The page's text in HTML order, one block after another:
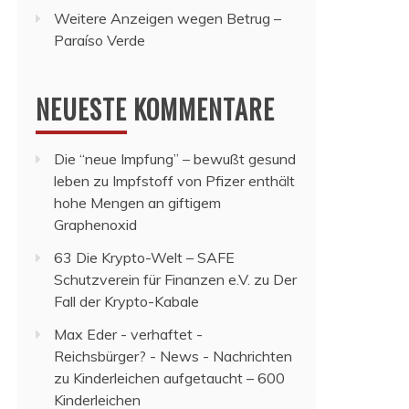
Weitere Anzeigen wegen Betrug –
Paraíso Verde
NEUESTE KOMMENTARE
Die “neue Impfung” – bewußt gesund
leben zu Impfstoff von Pfizer enthält
hohe Mengen an giftigem
Graphenoxid
63 Die Krypto-Welt – SAFE
Schutzverein für Finanzen e.V. zu Der
Fall der Krypto-Kabale
Max Eder - verhaftet -
Reichsbürger? - News - Nachrichten
zu Kinderleichen aufgetaucht – 600
Kinderleichen